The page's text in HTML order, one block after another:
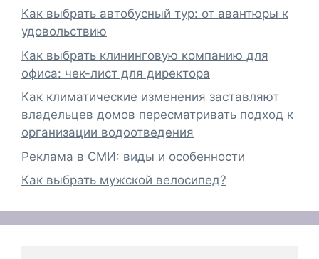
Как выбрать автобусный тур: от авантюры к
удовольствию
Как выбрать клининговую компанию для
офиса: чек-лист для директора
Как климатические изменения заставляют
владельцев домов пересматривать подход к
организации водоотведения
Реклама в СМИ: виды и особенности
Как выбрать мужской велосипед?